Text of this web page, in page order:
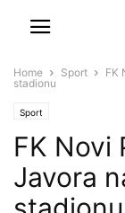
Home Sport
FK
stadionu
Sport
FK Novi
Javora